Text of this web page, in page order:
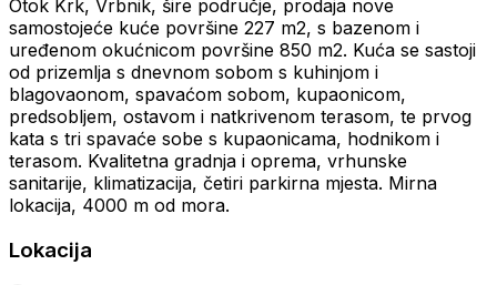
Otok Krk, Vrbnik, šire područje, prodaja nove
samostojeće kuće površine 227 m2, s bazenom i
uređenom okućnicom površine 850 m2. Kuća se sastoji
od prizemlja s dnevnom sobom s kuhinjom i
blagovaonom, spavaćom sobom, kupaonicom,
predsobljem, ostavom i natkrivenom terasom, te prvog
kata s tri spavaće sobe s kupaonicama, hodnikom i
terasom. Kvalitetna gradnja i oprema, vrhunske
sanitarije, klimatizacija, četiri parkirna mjesta. Mirna
lokacija, 4000 m od mora.
Lokacija